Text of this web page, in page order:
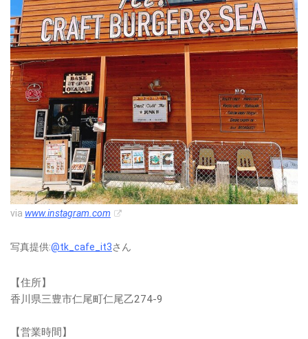
via www.instagram.com
写真提供:@tk_cafe_it3さん
【住所】
香川県三豊市仁尾町仁尾乙274-9
【営業時間】